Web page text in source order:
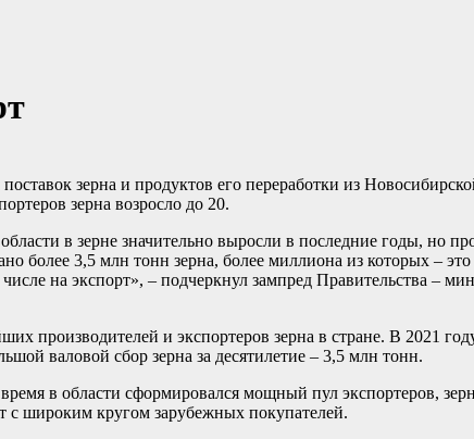
зерна и продуктов его переработки из
зерна возросло до 20.
в зерне значительно выросли в последние годы, но
более 3,5 млн тонн зерна, более миллиона из которых –
на экспорт», – подчеркнул зампред Правительства –
производителей и экспортеров зерна в стране. В 2021
валовой сбор зерна за десятилетие – 3,5 млн тонн.
в области сформировался мощный пул экспортеров,
с широким кругом зарубежных покупателей.